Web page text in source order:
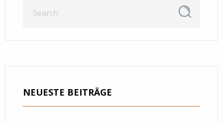
NEUESTE BEITRÄGE